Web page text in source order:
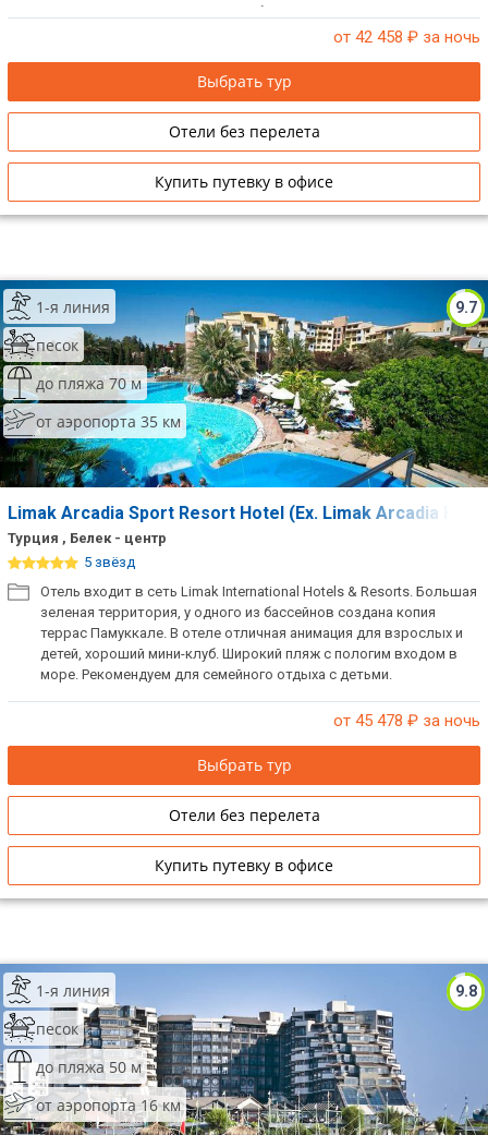
детьми, так и для молодежи. Небольшой и очень уютный отель,
выполненный в стиле хайтек. Прекрасные просторные номера и
от 42 458 ₽ за ночь
Выбрать тур
Отели без перелета
Купить путевку в офисе
9.7
1-я линия
песок
до пляжа 70 м
от аэропорта 35 км
Limak Arcadia Sport Resort Hotel (Ex. Limak Arcadia
Турция , Белек - центр
5 звёзд
Отель входит в сеть Limak International Hotels & Resorts. Большая
зеленая территория, у одного из бассейнов создана копия
террас Памуккале. В отеле отличная анимация для взрослых и
детей, хороший мини-клуб. Широкий пляж с пологим входом в
море. Рекомендуем для семейного отдыха с детьми.
от 45 478 ₽ за ночь
Выбрать тур
Отели без перелета
Купить путевку в офисе
9.8
1-я линия
песок
до пляжа 50 м
от аэропорта 16 км
Сетевые отели Маврикия